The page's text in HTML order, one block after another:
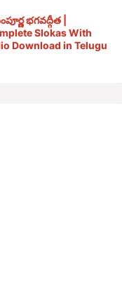
భగవద్గీత |
Slokas With
Download in Telugu